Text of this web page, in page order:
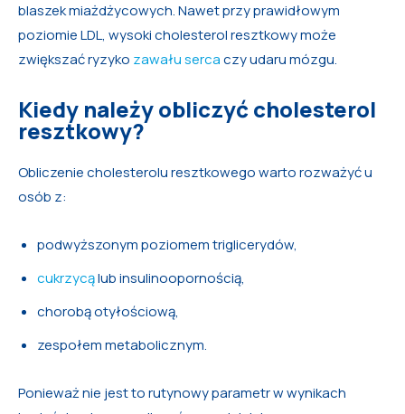
blaszek miażdżycowych. Nawet przy prawidłowym
poziomie LDL, wysoki cholesterol resztkowy może
zwiększać ryzyko zawału sercaczy udaru mózgu.
Kiedy należy obliczyć cholesterol
resztkowy?
Obliczenie cholesterolu resztkowego warto rozważyć u
osób z:
podwyższonym poziomem triglicerydów,
cukrzycąlub insulinoopornością,
chorobą otyłościową,
zespołem metabolicznym.
Ponieważ nie jest to rutynowy parametr w wynikach